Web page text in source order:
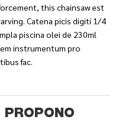
this chainsaw est
Catena picis digiti 1/4
piscina olei de 230ml
instrumentum pro
fac.